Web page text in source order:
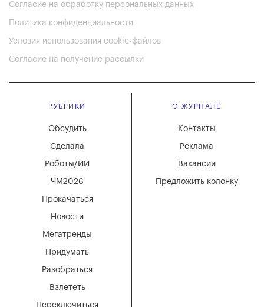
Согласие на обработку персональных данных
Политика конфиденциальности
Условия использования cookie-файлов
Согласие на получение рассылки
РУБРИКИ
Мегатренды
Придумать
Разобраться
Взлететь
Новости
Обсудить
Сделала
Роботы/ИИ
ЧМ2026
Прокачаться
О ЖУРНАЛЕ
Вакансии
Реклама
Контакты
Предложить колонку